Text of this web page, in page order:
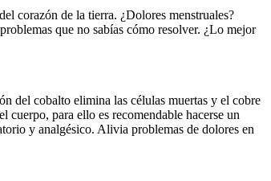
corazón de la tierra. ¿Dolores menstruales?
que no sabías cómo resolver. ¿Lo mejor
del cobalto elimina las células muertas y el cobre
para ello es recomendable hacerse un
y analgésico. Alivia problemas de dolores en